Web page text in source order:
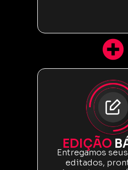
EDIÇÃO
Entregamos
editados,